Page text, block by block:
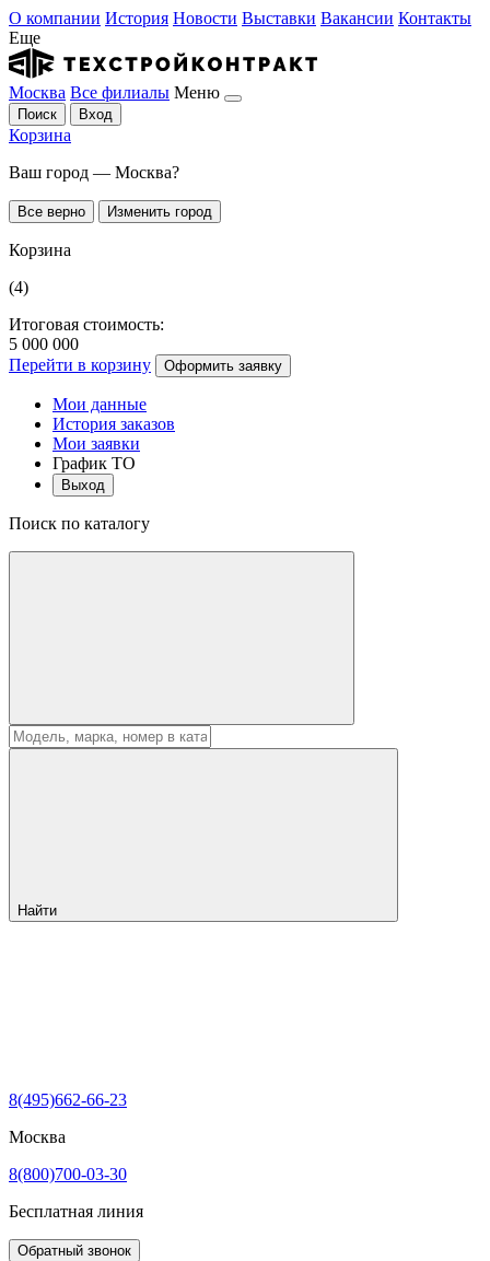
О компании История Новости Выставки Вакансии Контакты
Еще
Москва Все филиалы Меню
Поиск Вход
Корзина
Ваш город — Москва?
Все верно Изменить город
Корзина
(4)
Итоговая стоимость:
5 000 000
Перейти в корзину
Оформить заявку
Мои данные
История заказов
Мои заявки
График ТО
Выход
Поиск по каталогу
Найти
8(495)662-66-23
Москва
8(800)700-03-30
Бесплатная линия
Обратный звонок